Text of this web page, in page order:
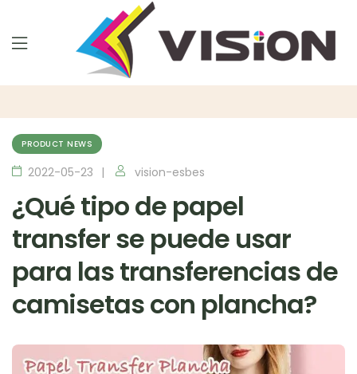
PRODUCT NEWS
2022-05-23 vision-esbes
¿Qué tipo de papel
transfer se puede usar
para las transferencias de
camisetas con plancha?